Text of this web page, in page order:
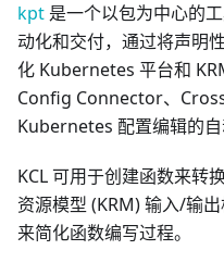
kpt 是一个以包为中心的
动化和交付，通过将声明
化 Kubernetes 平台和
Config Connector、
Kubernetes 配置编辑的自
KCL 可用于创建函数来转
资源模型 (KRM) 输入/输
来简化函数编写过程。